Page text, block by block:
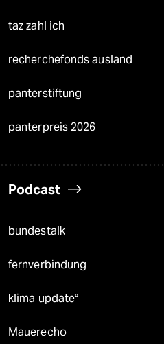
taz zahl ich
recherchefonds ausland
panterstiftung
panterpreis 2026
Podcast
bundestalk
fernverbindung
klima update°
Mauerecho